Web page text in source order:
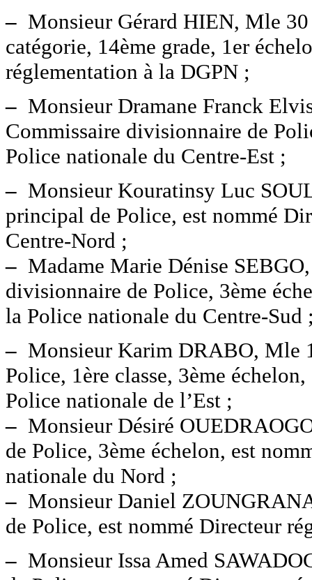
– Monsieur Gérard HIEN, Mle
catégorie, 14ème grade, 1er
réglementation à la DGPN ;
– Monsieur Dramane Franck
Commissaire divisionnaire de
Police nationale du Centre-Est ;
– Monsieur Kouratinsy Luc
principal de Police, est nommé
Centre-Nord ;
– Madame Marie Dénise
divisionnaire de Police, 3ème
la Police nationale du Centre-Sud
– Monsieur Karim DRABO, Mle
Police, 1ère classe, 3ème
Police nationale de l’Est ;
– Monsieur Désiré
de Police, 3ème échelon, est
nationale du Nord ;
– Monsieur Daniel
de Police, est nommé Directeur
– Monsieur Issa Amed